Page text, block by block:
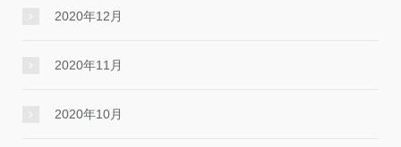
2020年12月
2020年11月
2020年10月